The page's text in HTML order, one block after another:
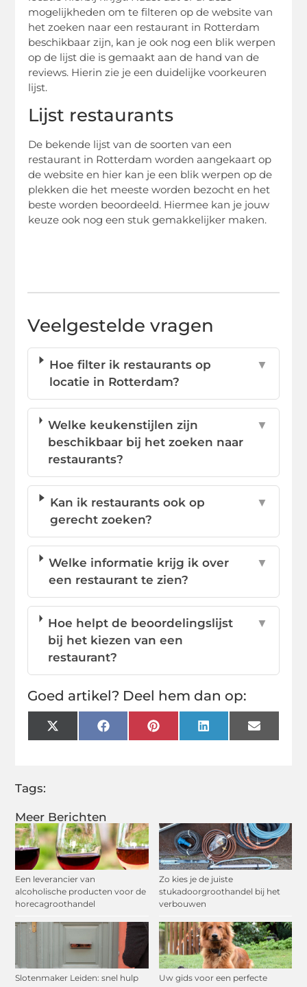
Meer Berichten
Een leverancier van
alcoholische producten voor de
horecagroothandel
Zo kies je de juiste
stukadoorgroothandel bij het
verbouwen
Slotenmaker Leiden: snel hulp
Uw gids voor een perfecte
mogelijkheden om te filteren op de website van
het zoeken naar een restaurant in Rotterdam
beschikbaar zijn, kan je ook nog een blik werpen
op de lijst die is gemaakt aan de hand van de
reviews. Hierin zie je een duidelijke voorkeuren
lijst.
Lijst restaurants
De bekende lijst van de soorten van een
restaurant in Rotterdam worden aangekaart op
de website en hier kan je een blik werpen op de
plekken die het meeste worden bezocht en het
beste worden beoordeeld. Hiermee kan je jouw
keuze ook nog een stuk gemakkelijker maken.
Veelgestelde vragen
Hoe filter ik restaurants op
locatie in Rotterdam?
▼
Welke keukenstijlen zijn
beschikbaar bij het zoeken naar
restaurants?
▼
Kan ik restaurants ook op
gerecht zoeken?
▼
Welke informatie krijg ik over
een restaurant te zien?
▼
Hoe helpt de beoordelingslijst
bij het kiezen van een
restaurant?
▼
Goed artikel? Deel hem dan op:
X
(Twitter)
FacebookPinterestLinkedInEmail
Tags: